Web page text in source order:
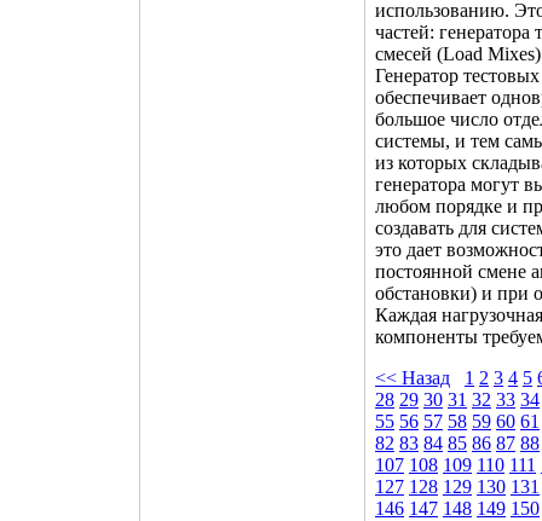
использованию.
частей:
смесей (Load
Генератор
обеспечивает
большое число
системы, и тем
из которых
генератора могут
любом порядке и
создавать для
это дает
постоянной смене
обстановки) и при
Каждая
компоненты
<< Назад
1 2 3 4 5
28 29 30 31 32 33 34
55 56 57 58 59 60 61
82 83 84 85 86 87 88
107 108 109 110 111
127 128 129 130 131
146 147 148 149 150